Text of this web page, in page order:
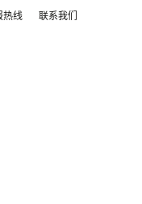
热线 联系我们